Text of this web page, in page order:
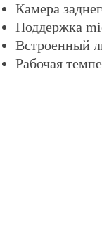
Камера
Поддержка
Встроенный
Рабочая